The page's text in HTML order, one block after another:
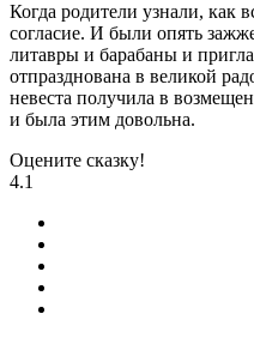
Когда родители узнали, как
согласие. И были опять
литавры и барабаны и
отпразднована в великой
невеста получила в
и была этим довольна.
Оцените сказку!
4.1